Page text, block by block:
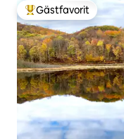
Populär gästfavorit
Gästfavorit